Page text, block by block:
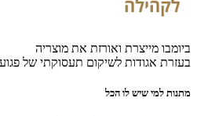
ביומבו מייצרת ואורזת את מוצריה
בעזרת אגודות לשיקום תעסוקתי של
מתנות למי שיש לו הכל